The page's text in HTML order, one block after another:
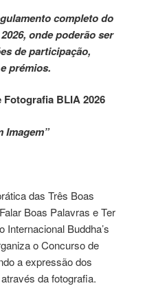
completo do
onde poderão ser
de participação,
prémios.​
BLIA 2026
Imagem”
das Três Boas
Boas Palavras e Ter
Buddha’s
o Concurso de
a expressão dos
da fotografia.